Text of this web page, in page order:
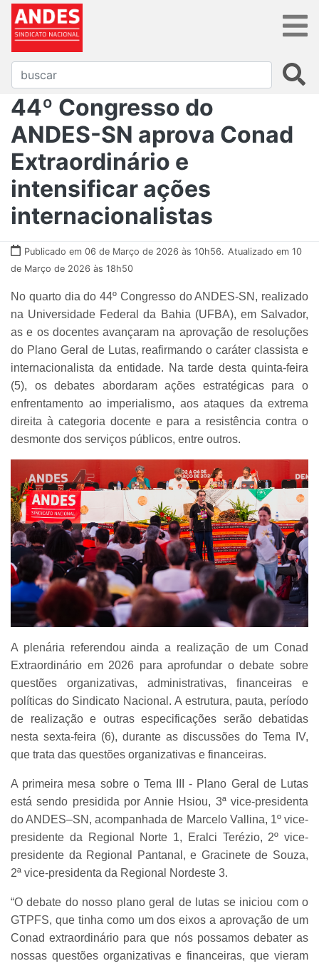
44º Congresso do
ANDES-SN aprova Conad
Extraordinário e
intensificar ações
internacionalistas
Publicado em 06 de Março de 2026 às 10h56. Atualizado em 10
de Março de 2026 às 18h50
No quarto dia do 44º Congresso do ANDES-SN, realizado
na Universidade Federal da Bahia (UFBA), em Salvador,
as e os docentes avançaram na aprovação de resoluções
do Plano Geral de Lutas, reafirmando o caráter classista e
internacionalista da entidade. Na tarde desta quinta-feira
(5), os debates abordaram ações estratégicas para o
enfrentamento ao imperialismo, aos ataques da extrema
direita à categoria docente e para a resistência contra o
desmonte dos serviços públicos, entre outros.
A plenária referendou ainda a realização de um Conad
Extraordinário em 2026 para aprofundar o debate sobre
questões organizativas, administrativas, financeiras e
políticas do Sindicato Nacional. A estrutura, pauta, período
de realização e outras especificações serão debatidas
nesta sexta-feira (6), durante as discussões do Tema IV,
que trata das questões organizativas e financeiras.
A primeira mesa sobre o Tema III - Plano Geral de Lutas
está sendo presidida por Annie Hsiou, 3ª vice-presidenta
do ANDES–SN, acompanhada de Marcelo Vallina, 1º vice-
presidente da Regional Norte 1, Eralci Terézio, 2º vice-
presidente da Regional Pantanal, e Gracinete de Souza,
2ª vice-presidenta da Regional Nordeste 3.
“O debate do nosso plano geral de lutas se iniciou com o
GTPFS, que tinha como um dos eixos a aprovação de um
Conad extraordinário para que nós possamos debater as
nossas questões organizativas e financeiras, que vieram